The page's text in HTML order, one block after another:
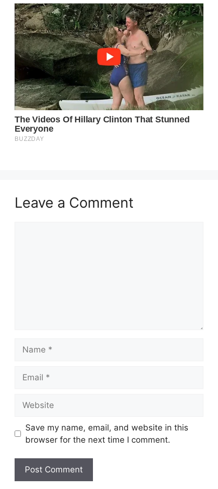
Leave a Comment
Save my name, email, and website in this
browser for the next time I comment.